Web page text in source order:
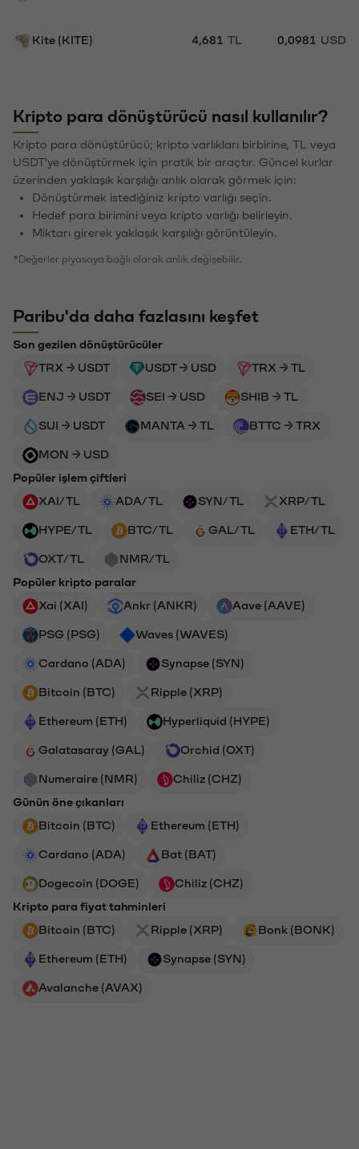
Kite (KITE) 4,681 TL 0,0981 USD
Kripto para dönüştürücü nasıl kullanılır?
Kripto para dönüştürücü; kripto varlıkları birbirine, TL veya
USDT'ye dönüştürmek için pratik bir araçtır. Güncel kurlar
üzerinden yaklaşık karşılığı anlık olarak görmek için:
Dönüştürmek istediğiniz kripto varlığı seçin.
Hedef para birimini veya kripto varlığı belirleyin.
Miktarı girerek yaklaşık karşılığı görüntüleyin.
*Değerler piyasaya bağlı olarak anlık değişebilir.
Paribu'da daha fazlasını keşfet
Son gezilen dönüştürücüler
TRX → USDT
USDT → USD TRX → TL
ENJ → USDT SEI → USD SHIB → TL
SUI → USDT MANTA → TL BTTC → TRX
MON → USD
Popüler işlem çiftleri
XAI/TL
ADA/TL SYN/TL XRP/TL
HYPE/TL BTC/TL GAL/TL ETH/TL
OXT/TL
NMR/TL
Popüler kripto paralar
Xai (XAI)
Ankr (ANKR) Aave (AAVE)
PSG (PSG) Waves (WAVES)
Cardano (ADA) Synapse (SYN)
Bitcoin (BTC) Ripple (XRP)
Ethereum (ETH) Hyperliquid (HYPE)
Galatasaray (GAL) Orchid (OXT)
Numeraire (NMR)
Chiliz (CHZ)
Günün öne çıkanları
Bitcoin (BTC)
Ethereum (ETH)
Cardano (ADA) Bat (BAT)
Dogecoin (DOGE)
Chiliz (CHZ)
Kripto para fiyat tahminleri
Bitcoin (BTC)
Ripple (XRP) Bonk (BONK)
Ethereum (ETH) Synapse (SYN)
Avalanche (AVAX)